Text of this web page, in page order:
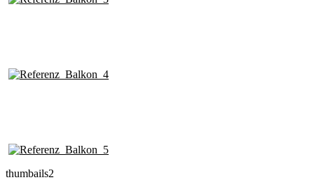
thumbails2